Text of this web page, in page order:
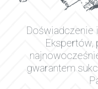
Doświadczenie
Ekspertów,
gwarantem